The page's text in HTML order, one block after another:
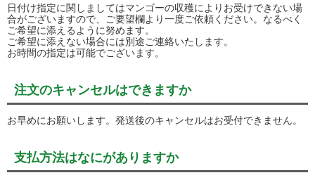
日付け指定に関しましてはマンゴーの収穫によりお受けできない場
合がございますので、ご要望欄より一度ご依頼ください。なるべく
ご希望に添えるように努めます。
ご希望に添えない場合には別途ご連絡いたします。
お時間の指定は可能でございます。
注文のキャンセルはできますか
お早めにお願いします。発送後のキャンセルはお受付できません。
支払方法はなにがありますか